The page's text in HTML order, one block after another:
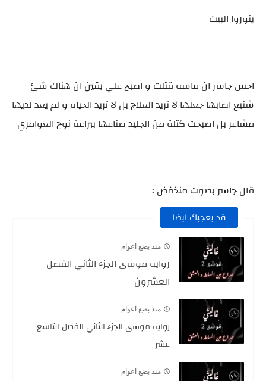
ينوروا البيت
احس جاسر ان ماسه قتلت و اصبح علي يقين ان هناك شئ
شنيع اصابها جعلها لا تريد العلاج بل لا تريد الحياه و لم يعد لديها
مشاعر بل اصبحت كتلة من الجليد صناعها ببراعة نوح العوامري
قال جاسر بصوت منخفض :
قد يعجبك ايضا
منذ بضع اعوام
روايه موسى الجزء الثاني الفصل
العشرون
منذ بضع اعوام
روايه موسى الجزء الثاني الفصل التاسع
عشر
منذ بضع اعوام